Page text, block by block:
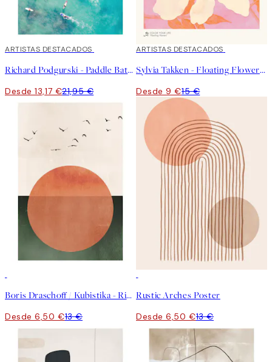
40%*
ARTISTAS DESTACADOS
Richard Podgurski - Paddle Battle Poster
Desde 13,17 €21,95 €
40%*
ARTISTAS DESTACADOS
Sylvia Takken - Floating Flowers Poster
Desde 9 €15 €
Boris Draschoff / Kubistika - Rising Poster
Desde 6,50 €13 €
Rustic Arches Poster
Desde 6,50 €13 €